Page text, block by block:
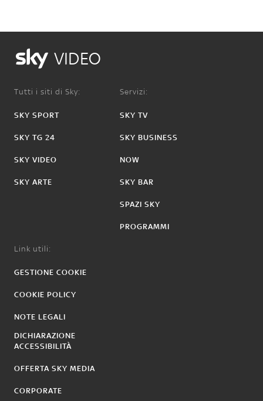
VIDEO
Tutti i siti di Sky:
SKY SPORT
SKY TG 24
SKY VIDEO
SKY ARTE
Servizi:
SKY TV
SKY BUSINESS
NOW
SKY BAR
SPAZI SKY
PROGRAMMI
Link utili:
GESTIONE COOKIE
COOKIE POLICY
NOTE LEGALI
DICHIARAZIONE
ACCESSIBILITÀ
OFFERTA SKY MEDIA
CORPORATE